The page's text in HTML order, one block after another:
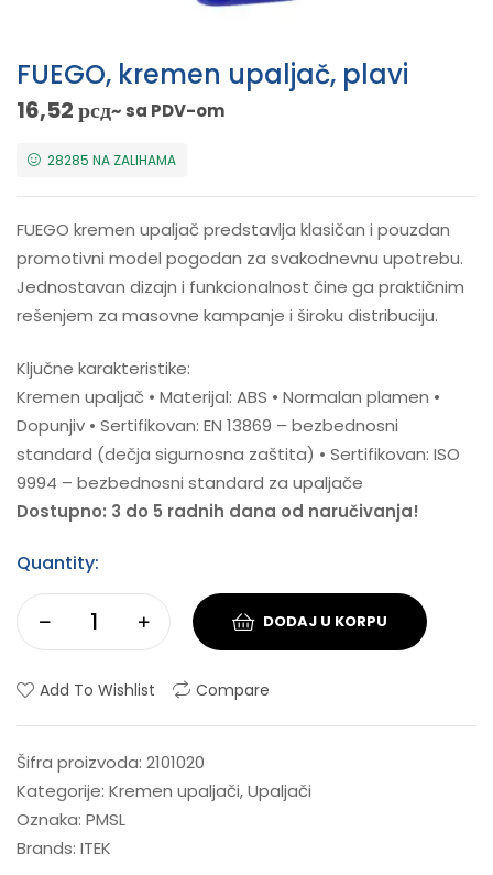
FUEGO, kremen upaljač, plavi
16,52рсд~ sa PDV-om
28285 NA ZALIHAMA
FUEGO kremen upaljač predstavlja klasičan i pouzdan
promotivni model pogodan za svakodnevnu upotrebu.
Jednostavan dizajn i funkcionalnost čine ga praktičnim
rešenjem za masovne kampanje i široku distribuciju.
Ključne karakteristike:
Kremen upaljač • Materijal: ABS • Normalan plamen •
Dopunjiv • Sertifikovan: EN 13869 – bezbednosni
standard (dečja sigurnosna zaštita) • Sertifikovan: ISO
9994 – bezbednosni standard za upaljače
Dostupno: 3 do 5 radnih dana od naručivanja!
Quantity:
DODAJ U KORPU
Add To Wishlist Compare
Šifra proizvoda: 2101020
Kategorije: Kremen upaljači,Upaljači
Oznaka: PMSL
Brands: ITEK